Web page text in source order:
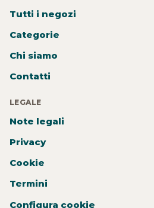
Tutti i negozi
Categorie
Chi siamo
Contatti
LEGALE
Note legali
Privacy
Cookie
Termini
Configura cookie